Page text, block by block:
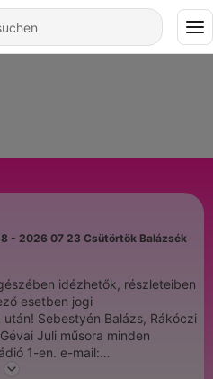
- 2026 07 23 Csütörtök Balázsék
idézhetők, részleteiben
esetben jogi
Rákóczi
Juli műsora minden
1-en. e-mail: